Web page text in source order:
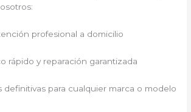
profesional a domicilio
rápido y reparación garantizada
definitivas para cualquier marca o modelo